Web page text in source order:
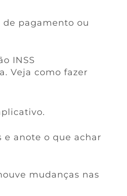
de pagamento ou
INSS
Veja como fazer
e anote o que achar
mudanças nas